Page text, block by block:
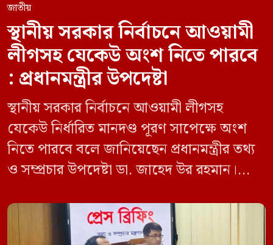
জাতীয়
স্থানীয় সরকার নির্বাচনে আওয়ামী
লীগসহ যেকেউ অংশ নিতে পারবে
: প্রধানমন্ত্রীর উপদেষ্টা
স্থানীয় সরকার নির্বাচনে আওয়ামী লীগসহ
যেকেউ নির্ধারিত মানদণ্ড পূরণ সাপেক্ষে অংশ
নিতে পারবে বলে জানিয়েছেন প্রধানমন্ত্রীর তথ্য
ও সম্প্রচার উপদেষ্টা ডা. জাহেদ উর রহমান।
সম্মেলন কক্ষে এক প্রেস ব্রিফিংয়ে সাংবাদিকদের
এক প্রশ্নের জবাবে তিনি এ কথা বলেন।